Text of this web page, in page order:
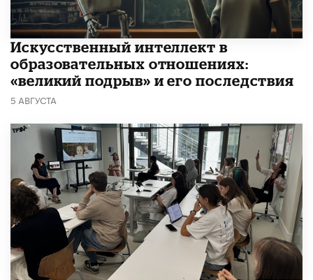
​Искусственный интеллект в
образовательных отношениях:
«великий подрыв» и его последствия
5 АВГУСТА